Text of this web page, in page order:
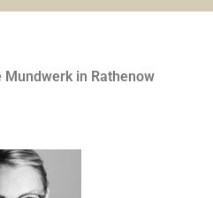
in Rathenow